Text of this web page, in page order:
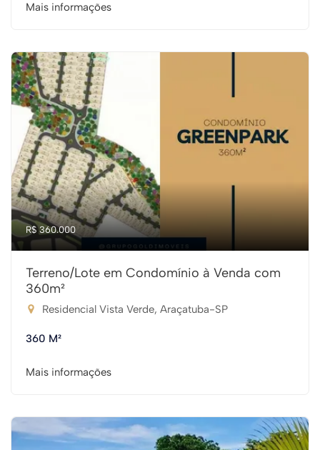
Mais informações
R$ 360.000
Terreno/Lote em Condomínio à Venda com
360m²
Residencial Vista Verde, Araçatuba-SP
360 M²
Mais informações